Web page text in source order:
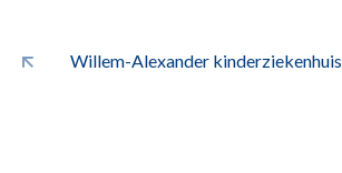
Willem-Alexander kinderziekenhuis